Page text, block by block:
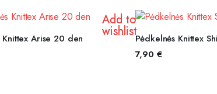
Add to
wishlist
PASIRINKTI SAVYBES
Knittex Arise 20 den
Pėdkelnės Knittex
7,90 €